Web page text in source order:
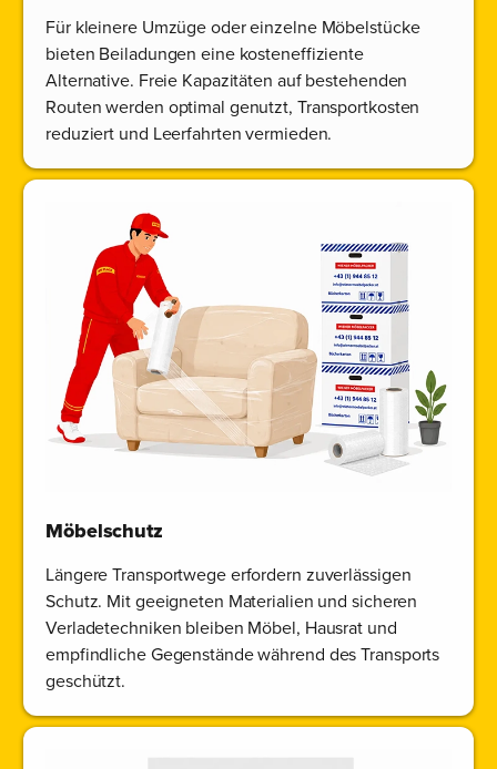
Für kleinere Umzüge oder einzelne Möbelstücke
bieten Beiladungen eine kosteneffiziente
Alternative. Freie Kapazitäten auf bestehenden
Routen werden optimal genutzt, Transportkosten
reduziert und Leerfahrten vermieden.
Möbelschutz
Längere Transportwege erfordern zuverlässigen
Schutz. Mit geeigneten Materialien und sicheren
Verladetechniken bleiben Möbel, Hausrat und
empfindliche Gegenstände während des Transports
geschützt.